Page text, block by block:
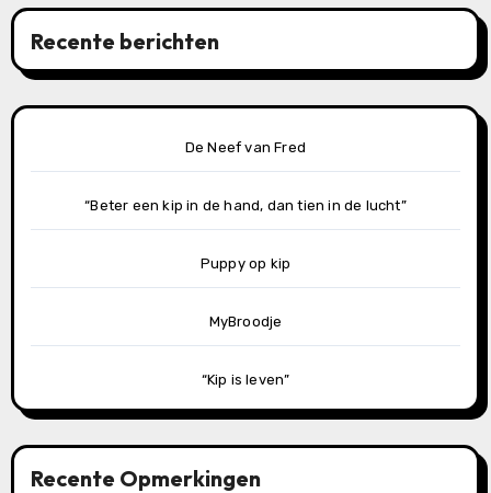
Recente berichten
De Neef van Fred
“Beter een kip in de hand, dan tien in de lucht”
Puppy op kip
MyBroodje
“Kip is leven”
Recente Opmerkingen